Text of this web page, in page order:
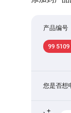
产品编号
99 5109
您是否想